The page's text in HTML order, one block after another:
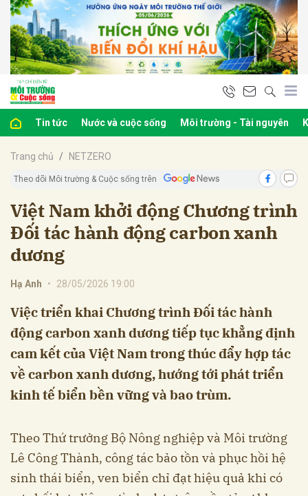
Tin tức Nước và cuộc sống Môi trường - Tài nguyên
Trang chủ NETZERO
Theo dõi Môi trường & Cuộc sống trên
Việt Nam khởi động Chương trình
Đối tác hành động carbon xanh
dương
Hạ Anh • 28/05/2026 19:00
Việc triển khai Chương trình Đối tác hành
động carbon xanh dương tiếp tục khẳng định
cam kết của Việt Nam trong thúc đẩy hợp tác
về carbon xanh dương, hướng tới phát triển
kinh tế biển bền vững và bao trùm.
Theo Thứ trưởng Bộ Nông nghiệp và Môi trường
Lê Công Thành, công tác bảo tồn và phục hồi hệ
sinh thái biển, ven biển chỉ đạt hiệu quả khi có
luận
Hủy